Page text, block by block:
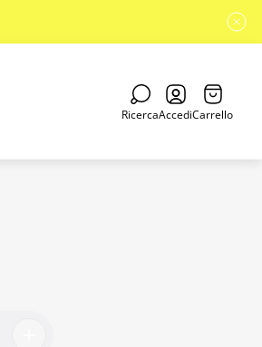
RicercaAccedi
Cassetto
del
carrello.
Carrello